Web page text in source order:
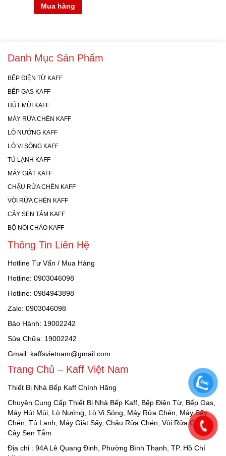
Mua hàng
Danh Mục Sản Phẩm
BẾP ĐIỆN TỪ KAFF
BẾP GAS KAFF
HÚT MÙI KAFF
MÁY RỬA CHÉN KAFF
LÒ NƯỚNG KAFF
LÒ VI SÓNG KAFF
TỦ LẠNH KAFF
MÁY GIẶT KAFF
CHẬU RỬA CHÉN KAFF
VÒI RỬA CHÉN KAFF
CÂY SEN TẮM KAFF
BỘ NỒI CHẢO KAFF
Thông Tin Liên Hệ
Hotline Tư Vấn / Mua Hàng
Hotline: 0903046098
Hotline: 0984943898
Zalo: 0903046098
Bảo Hành: 19002242
Sửa Chữa: 19002242
Gmail: kaffsvietnam@gmail.com
Trang Chủ – Kaff Việt Nam
Thiết Bị Nhà Bếp Kaff Chính Hãng
Chuyên Cung Cấp Thiết Bị Nhà Bếp Kaff, Bếp Điện Từ, Bếp Gas,
Máy Hút Mùi, Lò Nướng, Lò Vi Sóng, Máy Rửa Chén, Máy Sấy
Chén, Tủ Lạnh, Máy Giặt Sấy, Chậu Rửa Chén, Vòi Rửa Chén,
Cây Sen Tắm
Địa chỉ : 94A Lê Quang Định, Phường Bình Thạnh, TP. Hồ Chí